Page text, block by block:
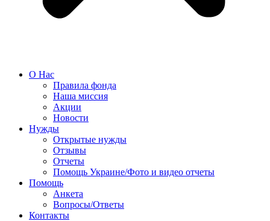
О Нас
Правила фонда
Наша миссия
Акции
Новости
Нужды
Открытые нужды
Отзывы
Отчеты
Помощь Украине/Фото и видео отчеты
Помощь
Анкета
Вопросы/Ответы
Контакты